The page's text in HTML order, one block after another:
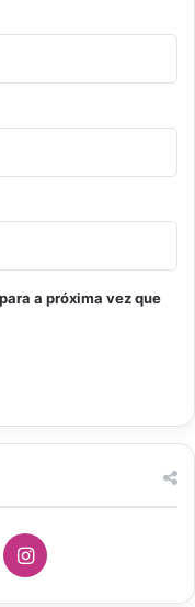
a próxima vez que
Instagram